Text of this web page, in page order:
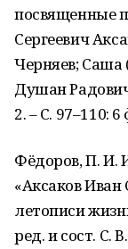
посвященные
Сергеевич
Черняев; Саша
Душан
2. – С. 97–110: 6
Фёдоров, П. И.
«Аксаков
летописи
ред. и сост.